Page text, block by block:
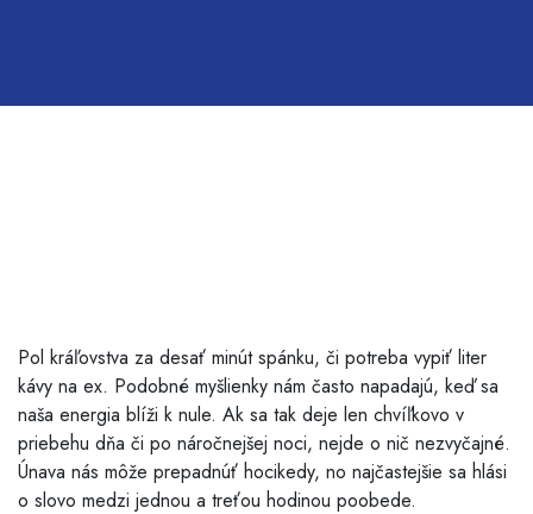
Pol kráľovstva za desať minút spánku, či potreba vypiť liter
kávy na ex. Podobné myšlienky nám často napadajú, keď sa
naša energia blíži k nule. Ak sa tak deje len chvíľkovo v
priebehu dňa či po náročnejšej noci, nejde o nič nezvyčajné.
Únava nás môže prepadnúť hocikedy, no najčastejšie sa hlási
o slovo medzi jednou a treťou hodinou poobede.